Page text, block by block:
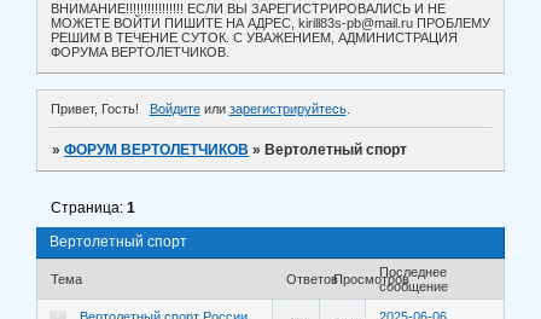
ВНИМАНИЕ!!!!!!!!!!!!!!!! ЕСЛИ ВЫ ЗАРЕГИСТРИРОВАЛИСЬ И НЕ
МОЖЕТЕ ВОЙТИ ПИШИТЕ НА АДРЕС, kirill83s-pb@mail.ru ПРОБЛЕМУ
РЕШИМ В ТЕЧЕНИЕ СУТОК. С УВАЖЕНИЕМ, АДМИНИСТРАЦИЯ
ФОРУМА ВЕРТОЛЕТЧИКОВ.
Привет, Гость! Войдитеили зарегистрируйтесь.
»ФОРУМ ВЕРТОЛЕТЧИКОВ » Вертолетный спорт
Вертолетный спорт
Страница:1
Тема ОтветовПросмотровПоследнее
сообщение